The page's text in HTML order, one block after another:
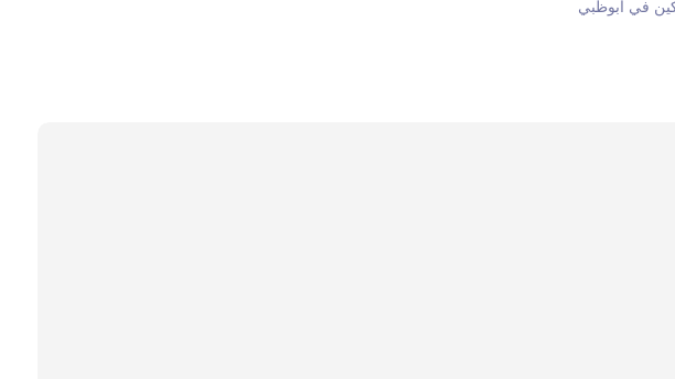
في ابوظبي